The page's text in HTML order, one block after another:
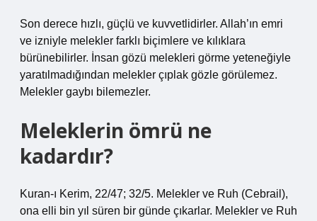
Son derece hızlı, güçlü ve kuvvetlidirler. Allah’ın emri
ve izniyle melekler farklı biçimlere ve kılıklara
bürünebilirler. İnsan gözü melekleri görme yeteneğiyle
yaratılmadığından melekler çıplak gözle görülemez.
Melekler gaybı bilemezler.
Meleklerin ömrü ne
kadardır?
Kuran-ı Kerim, 22/47; 32/5. Melekler ve Ruh (Cebrail),
ona elli bin yıl süren bir günde çıkarlar. Melekler ve Ruh